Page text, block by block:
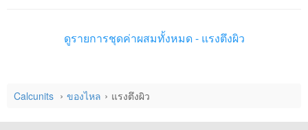
ดูรายการชุดค่าผสมทั้งหมด - แรงตึงผิว
Calcunits ของไหล แรงตึงผิว